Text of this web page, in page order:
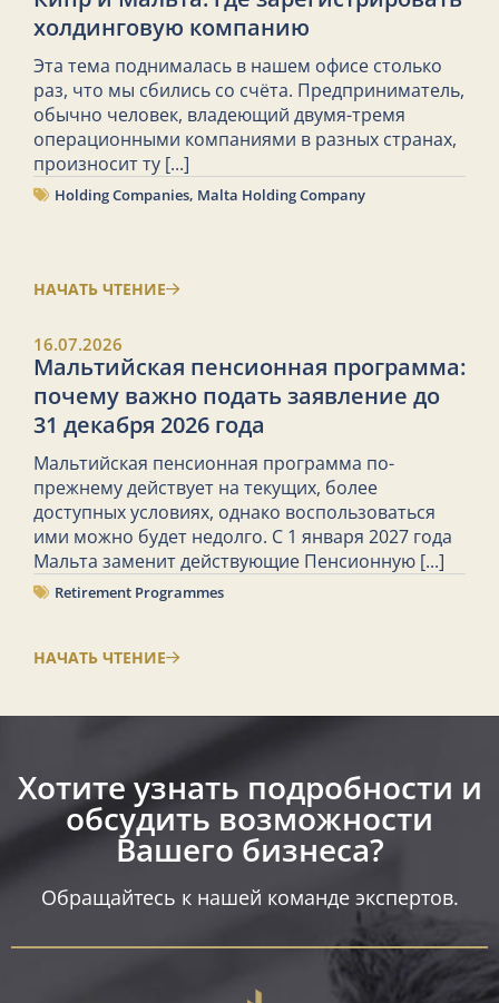
холдинговую компанию
Эта тема поднималась в нашем офисе столько
раз, что мы сбились со счёта. Предприниматель,
обычно человек, владеющий двумя-тремя
операционными компаниями в разных странах,
произносит ту [...]
Holding Companies, Malta Holding Company
НАЧАТЬ ЧТЕНИЕ
16.07.2026
Мальтийская пенсионная программа:
почему важно подать заявление до
31 декабря 2026 года
Мальтийская пенсионная программа по-
прежнему действует на текущих, более
доступных условиях, однако воспользоваться
ими можно будет недолго. С 1 января 2027 года
Мальта заменит действующие Пенсионную [...]
Retirement Programmes
НАЧАТЬ ЧТЕНИЕ
Хотите узнать подробности и
обсудить возможности
Вашего бизнеса?​
Обращайтесь к нашей команде экспертов.